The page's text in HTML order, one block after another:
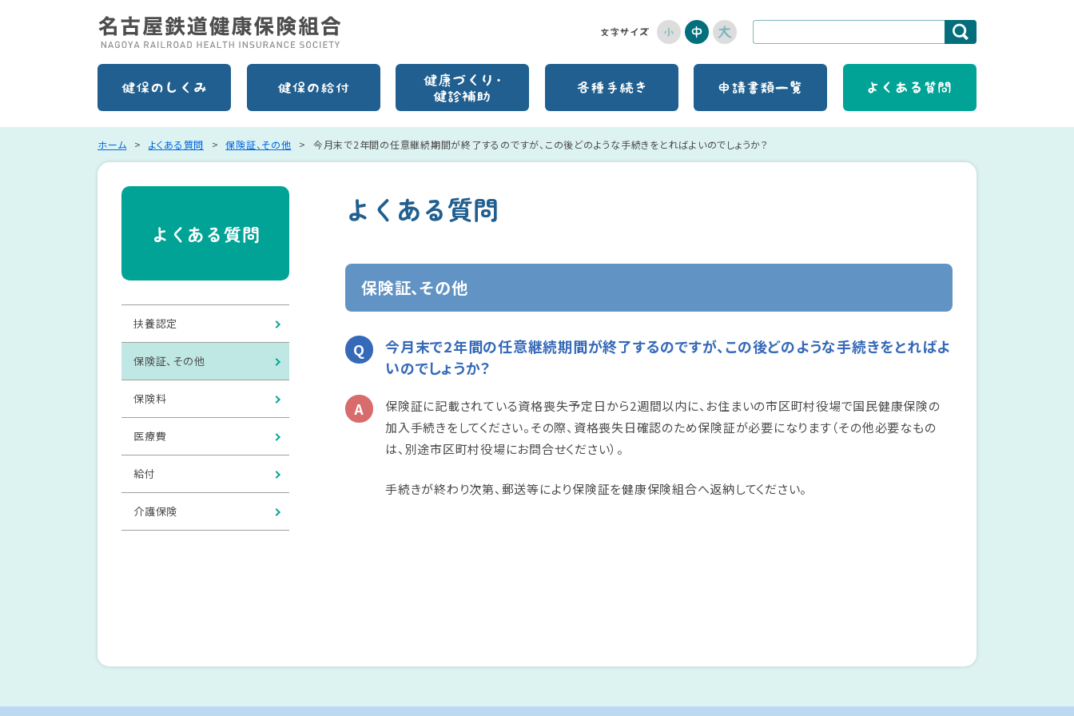
ホーム よくある質問 保険証、その他 今月末で2年間の任意継続期間が終了するのですが、この後どのような手続きをとればよいのでしょうか？
よくある質問
保険証、その他
今月末で2年間の任意継続期間が終了するのですが、この後どのような手続きをとればよ
いのでしょうか？
保険証に記載されている資格喪失予定日から2週間以内に、お住まいの市区町村役場で国民健康保険の
加入手続きをしてください。その際、資格喪失日確認のため保険証が必要になります（その他必要なもの
は、別途市区町村役場にお問合せください）。
手続きが終わり次第、郵送等により保険証を健康保険組合へ返納してください。
よくある質問
扶養認定
保険証、その他
保険料
医療費
給付
介護保険